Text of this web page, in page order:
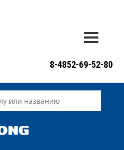
8-4852-69-52-80